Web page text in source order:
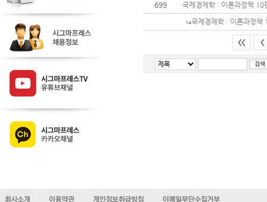
699
국제경제학 : 이론과정책 10
국제경제학 : 이론과정책
<< <